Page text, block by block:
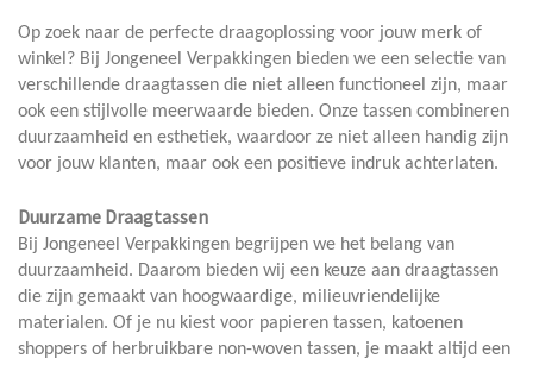
Op zoek naar de perfecte draagoplossing voor jouw merk of
winkel? Bij Jongeneel Verpakkingen bieden we een selectie van
verschillende draagtassen die niet alleen functioneel zijn, maar
ook een stijlvolle meerwaarde bieden. Onze tassen combineren
duurzaamheid en esthetiek, waardoor ze niet alleen handig zijn
voor jouw klanten, maar ook een positieve indruk achterlaten.
Duurzame Draagtassen
Bij Jongeneel Verpakkingen begrijpen we het belang van
duurzaamheid. Daarom bieden wij een keuze aan draagtassen
die zijn gemaakt van hoogwaardige, milieuvriendelijke
materialen. Of je nu kiest voor papieren tassen, katoenen
shoppers of herbruikbare non-woven tassen, je maakt altijd een